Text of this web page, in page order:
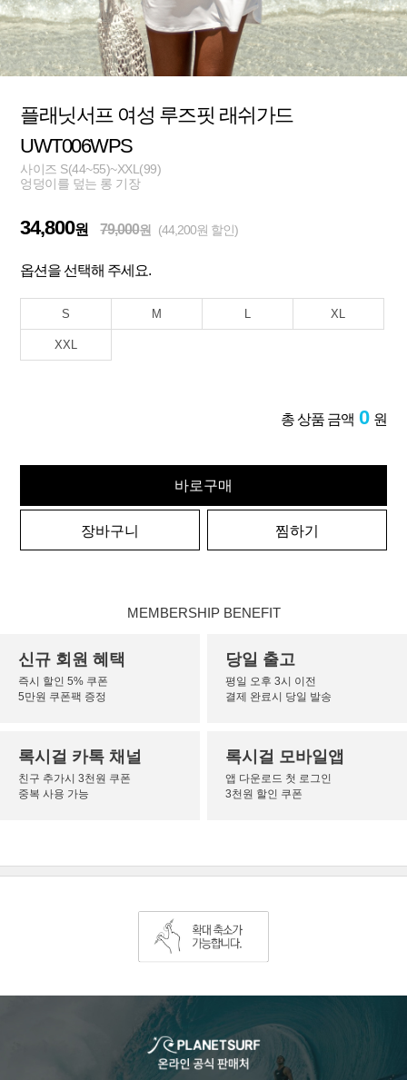
플래닛서프 여성 루즈핏 래쉬가드
UWT006WPS
사이즈 S(44~55)~XXL(99)
엉덩이를 덮는 롱 기장
34,800원 79,000원 (44,200원 할인)
옵션을 선택해 주세요.
S M L XL
XXL
총 상품 금액 0 원
바로구매
장바구니 찜하기
MEMBERSHIP BENEFIT
신규 회원 혜택
즉시 할인 5% 쿠폰
5만원 쿠폰팩 증정
당일 출고
평일 오후 3시 이전
결제 완료시 당일 발송
록시걸 카톡 채널
친구 추가시 3천원 쿠폰
중복 사용 가능
록시걸 모바일앱
앱 다운로드 첫 로그인
3천원 할인 쿠폰